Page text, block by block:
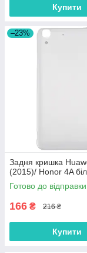
Купити
–23%
Задня кришка
(2015)/ Honor 4A
Готово до відправки
166 ₴ 216 ₴
Купити